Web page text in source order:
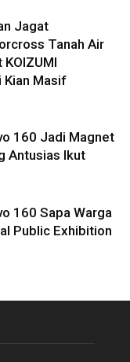
Jagat
Tanah Air
Kian Masif
160 Jadi Magnet
Antusias Ikut
160 Sapa Warga
Public Exhibition